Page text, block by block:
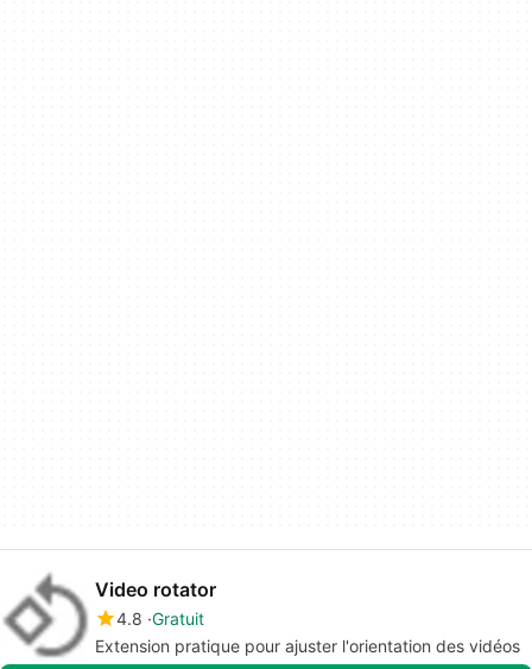
Video rotator
4.8 Gratuit
Extension pratique pour ajuster l'orientation des vidéos